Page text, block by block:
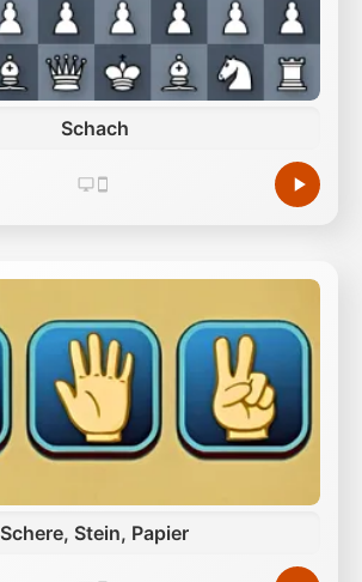
Schach
Schere, Stein, Papier